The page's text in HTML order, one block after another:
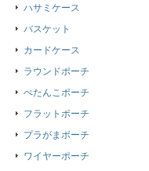
ハサミケース
バスケット
カードケース
ラウンドポーチ
ぺたんこポーチ
フラットポーチ
プラがまポーチ
ワイヤーポーチ